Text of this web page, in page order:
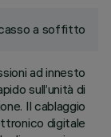
a soffitto
ad innesto
sull’unità di
Il cablaggio
digitale